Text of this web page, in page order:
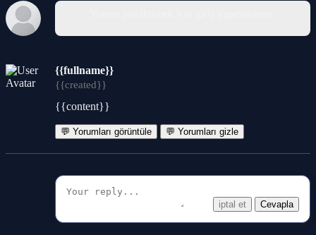
{{fullname}}
{{created}}
{{content}}
💬 Yorumları görüntüle 💬 Yorumları gizle
iptal et Cevapla